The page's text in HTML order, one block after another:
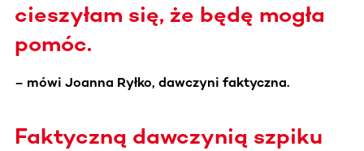
cieszyłam się, że będę mogła
pomóc.
– mówi Joanna Ryłko, dawczyni faktyczna.
Faktyczną dawczynią szpiku